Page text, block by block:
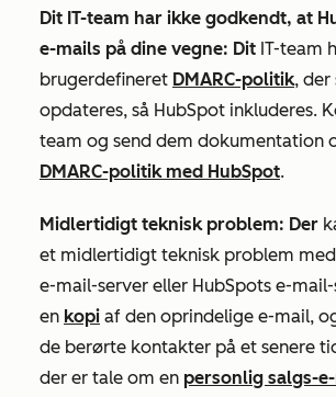
Dit IT-team har ikke godkendt, at
e-mails på dine vegne: Dit IT-team
brugerdefineret DMARC-politik, der
opdateres, så HubSpot inkluderes.
team og send dem dokumentation
DMARC-politik med HubSpot.
Midlertidigt teknisk problem: Der
et midlertidigt teknisk problem
e-mail-server eller HubSpots e-
en kopi af den oprindelige e-mail,
de berørte kontakter på et senere
der er tale om en personlig salgs-